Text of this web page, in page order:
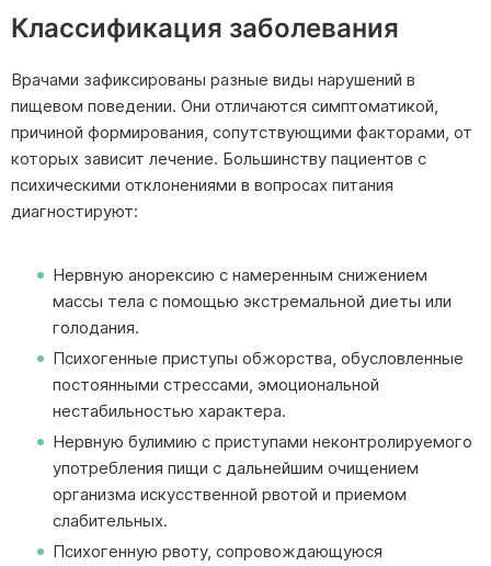
Классификация заболевания
Врачами зафиксированы разные виды нарушений в
пищевом поведении. Они отличаются симптоматикой,
причиной формирования, сопутствующими факторами, от
которых зависит лечение. Большинству пациентов с
психическими отклонениями в вопросах питания
диагностируют:
Нервную анорексию с намеренным снижением
массы тела с помощью экстремальной диеты или
голодания.
Психогенные приступы обжорства, обусловленные
постоянными стрессами, эмоциональной
нестабильностью характера.
Нервную булимию с приступами неконтролируемого
употребления пищи с дальнейшим очищением
организма искусственной рвотой и приемом
слабительных.
Психогенную рвоту, сопровождающуюся